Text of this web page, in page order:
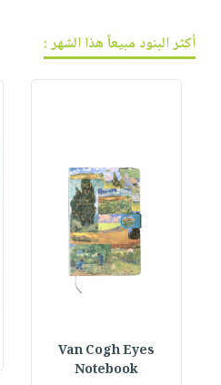
أكثر البنود مبيعاً هذا الشهر :
Van Cogh Eyes
Notebook